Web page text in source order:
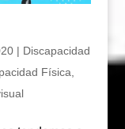
| Discapacidad
Física